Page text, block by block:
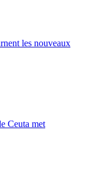
les nouveaux
Ceuta met